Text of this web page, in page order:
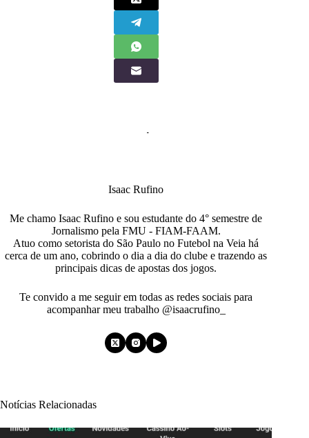
Isaac Rufino
Me chamo Isaac Rufino e sou estudante do 4° semestre de
Jornalismo pela FMU - FIAM-FAAM.
Atuo como setorista do São Paulo no Futebol na Veia há
cerca de um ano, cobrindo o dia a dia do clube e trazendo as
principais dicas de apostas dos jogos.
Te convido a me seguir em todas as redes sociais para
acompanhar meu trabalho @isaacrufino_
Notícias Relacionadas